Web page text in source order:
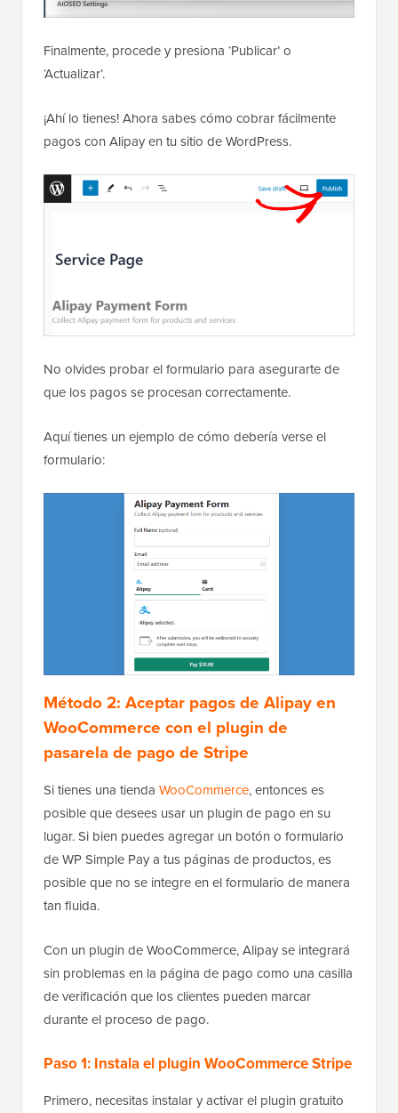
Finalmente, procede y presiona ‘Publicar’ o
‘Actualizar’.
¡Ahí lo tienes! Ahora sabes cómo cobrar fácilmente
pagos con Alipay en tu sitio de WordPress.
No olvides probar el formulario para asegurarte de
que los pagos se procesan correctamente.
Aquí tienes un ejemplo de cómo debería verse el
formulario:
Método 2: Aceptar pagos de Alipay en
WooCommerce con el plugin de
pasarela de pago de Stripe
Si tienes una tienda WooCommerce, entonces es
posible que desees usar un plugin de pago en su
lugar. Si bien puedes agregar un botón o formulario
de WP Simple Pay a tus páginas de productos, es
posible que no se integre en el formulario de manera
tan fluida.
Con un plugin de WooCommerce, Alipay se integrará
sin problemas en la página de pago como una casilla
de verificación que los clientes pueden marcar
durante el proceso de pago.
Paso 1: Instala el plugin WooCommerce Stripe
Primero, necesitas instalar y activar el plugin gratuito